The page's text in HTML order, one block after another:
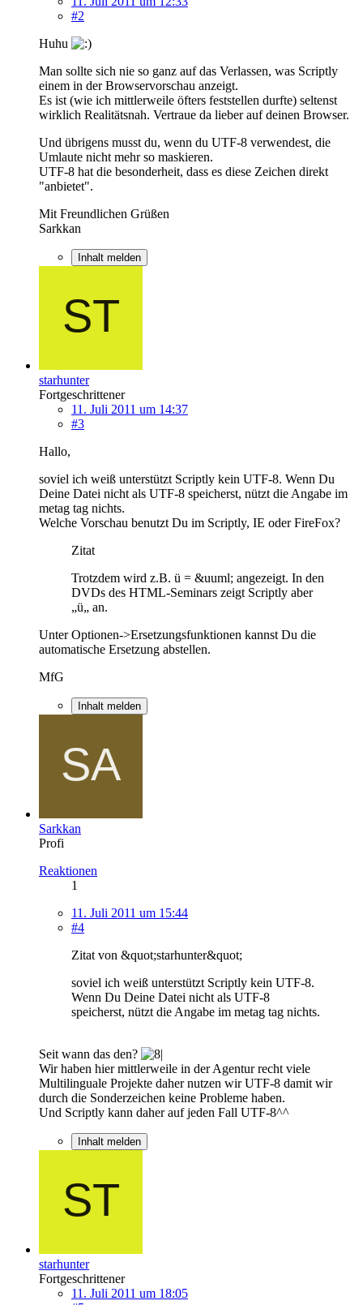
#2
Huhu
Man sollte sich nie so ganz auf das Verlassen, was Scriptly
einem in der Browservorschau anzeigt.
Es ist (wie ich mittlerweile öfters feststellen durfte) seltenst
wirklich Realitätsnah. Vertraue da lieber auf deinen Browser.
Und übrigens musst du, wenn du UTF-8 verwendest, die
Umlaute nicht mehr so maskieren.
UTF-8 hat die besonderheit, dass es diese Zeichen direkt
"anbietet".
Mit Freundlichen Grüßen
Sarkkan
Inhalt melden
starhunter
Fortgeschrittener
11. Juli 2011 um 14:37
#3
Hallo,
soviel ich weiß unterstützt Scriptly kein UTF-8. Wenn Du
Deine Datei nicht als UTF-8 speicherst, nützt die Angabe im
metag tag nichts.
Welche Vorschau benutzt Du im Scriptly, IE oder FireFox?
Zitat
Trotzdem wird z.B. ü = &uuml; angezeigt. In den
DVDs des HTML-Seminars zeigt Scriptly aber
„ü„ an.
Unter Optionen->Ersetzungsfunktionen kannst Du die
automatische Ersetzung abstellen.
MfG
Inhalt melden
Sarkkan
Profi
Reaktionen
1
11. Juli 2011 um 15:44
#4
Zitat von &quot;starhunter&quot;
soviel ich weiß unterstützt Scriptly kein UTF-8.
Wenn Du Deine Datei nicht als UTF-8
speicherst, nützt die Angabe im metag tag nichts.
Seit wann das den?
Wir haben hier mittlerweile in der Agentur recht viele
Multilinguale Projekte daher nutzen wir UTF-8 damit wir
durch die Sonderzeichen keine Probleme haben.
Und Scriptly kann daher auf jeden Fall UTF-8^^
Inhalt melden
starhunter
Fortgeschrittener
11. Juli 2011 um 18:05